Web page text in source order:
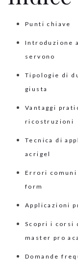
Punti chiave
Introduzione
servono
Tipologie di
giusta
Vantaggi
ricostruzioni
Tecnica di
acrigel
Errori comuni
form
Applicazioni
Scopri i corsi
master pro
Domande